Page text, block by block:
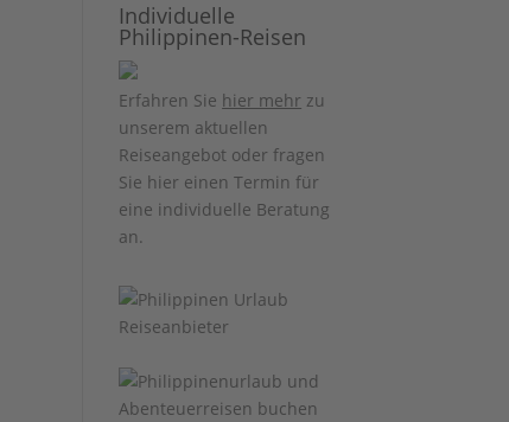
Individuelle
Philippinen-Reisen
Erfahren Sie hier mehr zu
unserem aktuellen
Reiseangebot oder fragen
Sie hier einen Termin für
eine individuelle Beratung
an.